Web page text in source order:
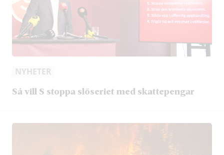
NYHETER
Så vill S stoppa slöseriet med skattepengar